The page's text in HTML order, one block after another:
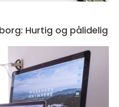
Hurtig og pålidelig